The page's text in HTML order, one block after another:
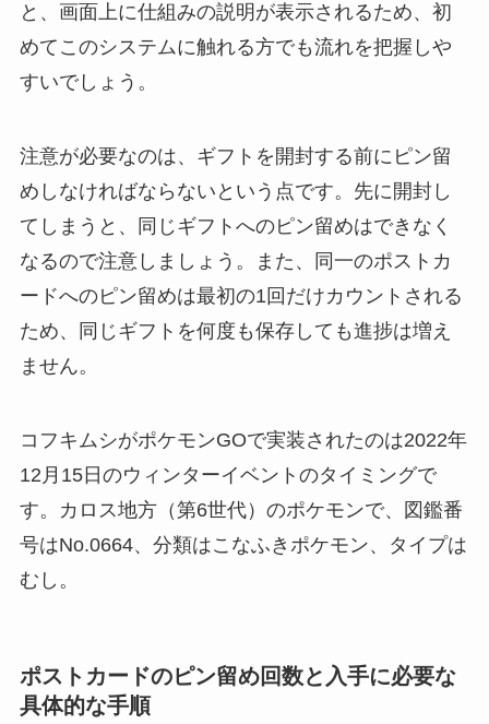
と、画面上に仕組みの説明が表示されるため、初
めてこのシステムに触れる方でも流れを把握しや
すいでしょう。
注意が必要なのは、ギフトを開封する前にピン留
めしなければならないという点です。先に開封し
てしまうと、同じギフトへのピン留めはできなく
なるので注意しましょう。また、同一のポストカ
ードへのピン留めは最初の1回だけカウントされる
ため、同じギフトを何度も保存しても進捗は増え
ません。
コフキムシがポケモンGOで実装されたのは2022年
12月15日のウィンターイベントのタイミングで
す。カロス地方（第6世代）のポケモンで、図鑑番
号はNo.0664、分類はこなふきポケモン、タイプは
むし。
ポストカードのピン留め回数と入手に必要な
具体的な手順